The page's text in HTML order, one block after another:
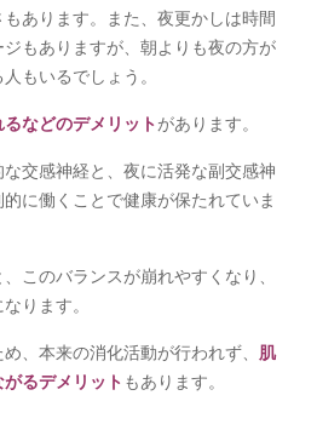
あります。また、夜更かしは時間
もありますが、朝よりも夜の方が
もいるでしょう。
などのデメリットがあります。
交感神経と、夜に活発な副交感神
に働くことで健康が保たれていま
このバランスが崩れやすくなり、
ります。
、本来の消化活動が行われず、 肌
るデメリット もあります。